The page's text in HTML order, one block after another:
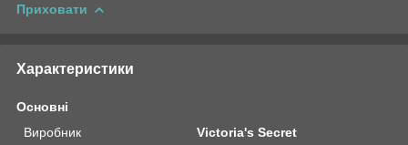
Приховати
Характеристики
Основні
Виробник
Victoria's Secret